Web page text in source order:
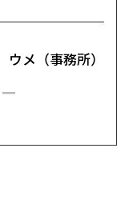
ウメ（事務所）